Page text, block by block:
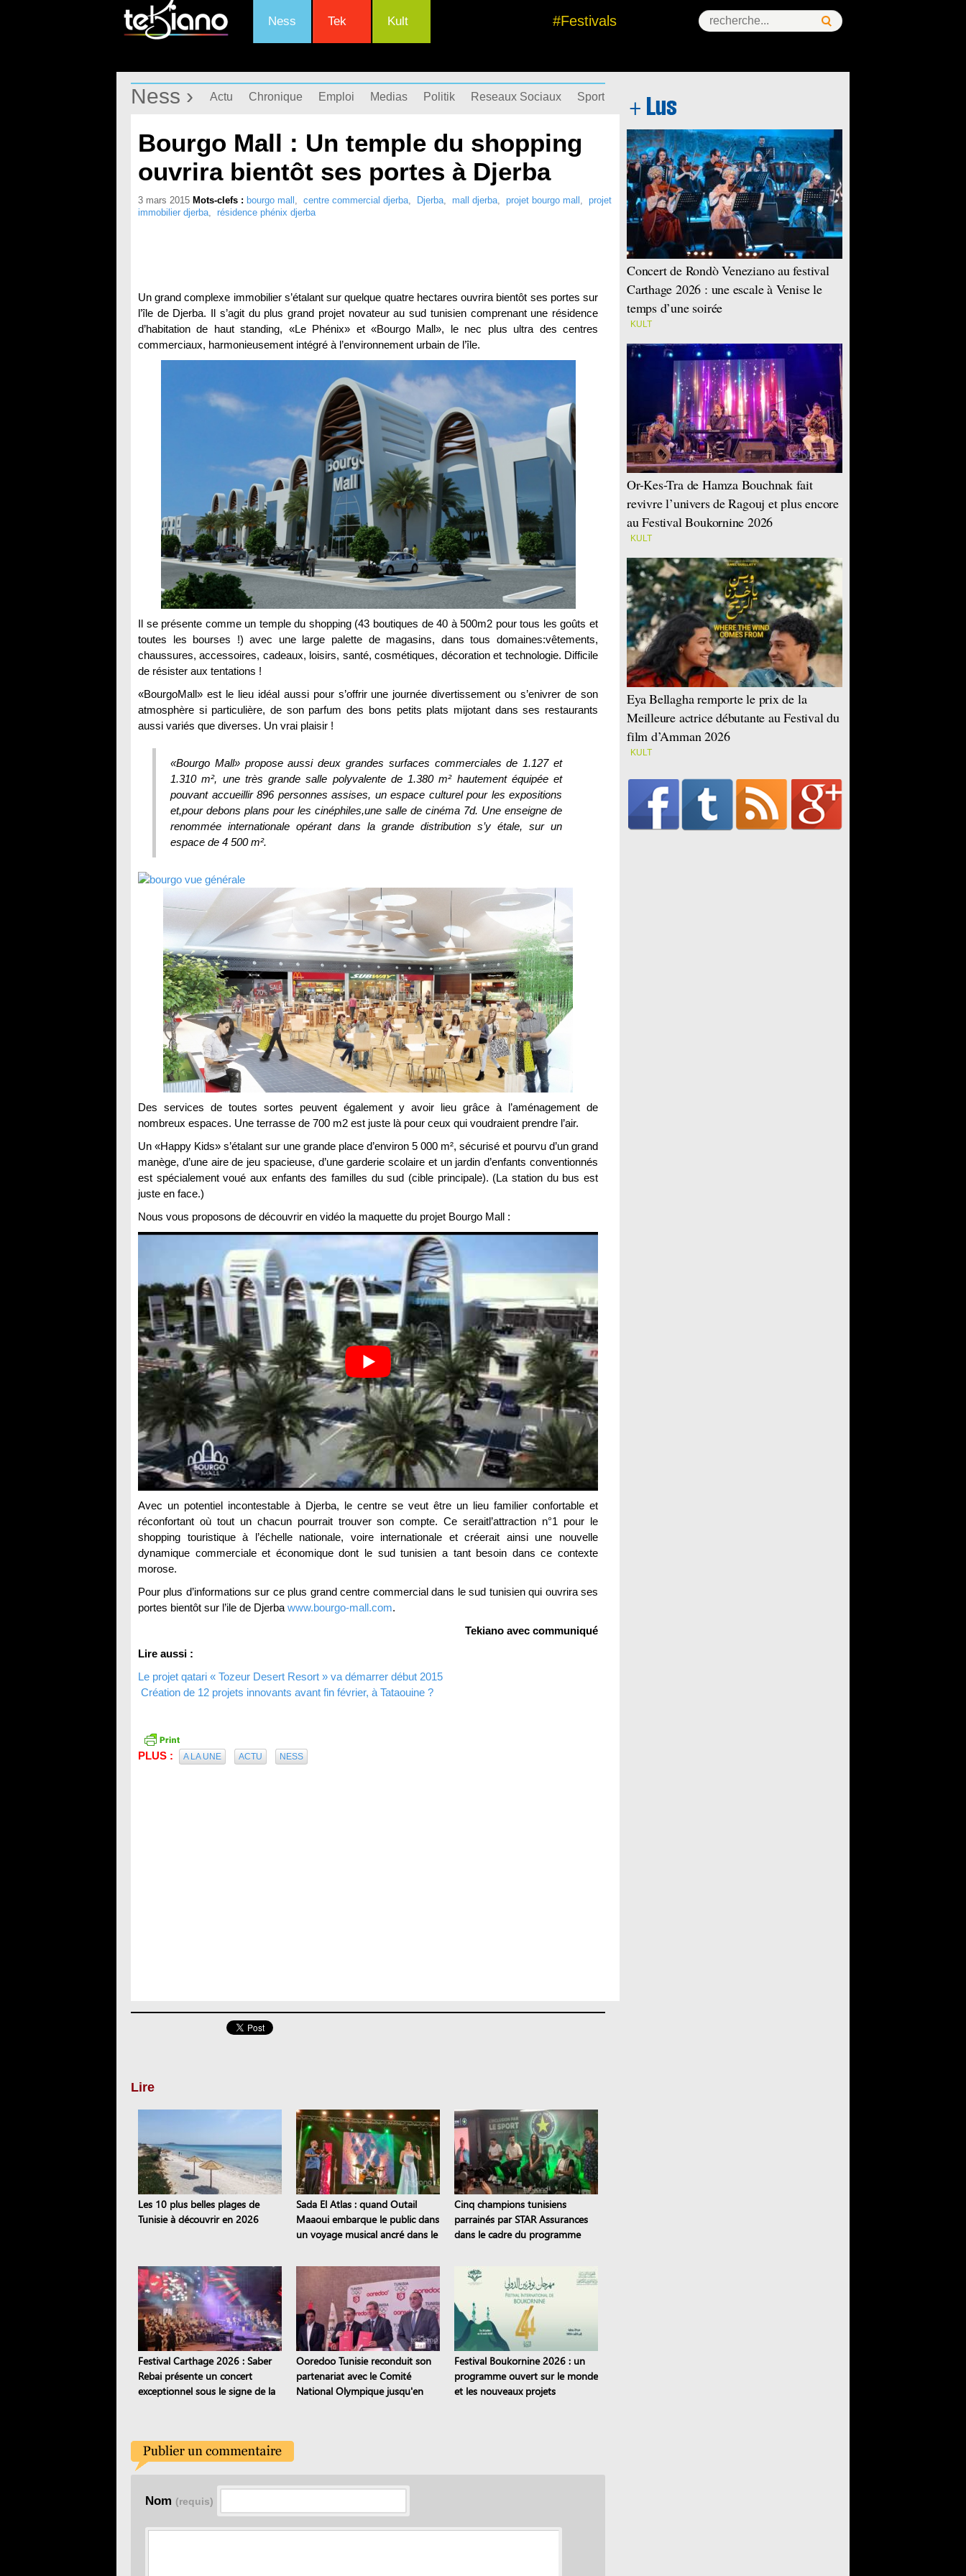
Ness Tek Kult #Festivals
Ness › Actu Chronique Emploi Medias Politik Reseaux Sociaux Sport Success Story
Bourgo Mall : Un temple du shopping
ouvrira bientôt ses portes à Djerba
3 mars 2015 Mots-clefs : bourgo mall , centre commercial djerba, Djerba, mall djerba, projet bourgo mall , projet
immobilier djerba, résidence phénix djerba
Un grand complexe immobilier s’étalant sur quelque quatre hectares ouvrira bientôt ses portes sur
l’île de Djerba. Il s’agit du plus grand projet novateur au sud tunisien comprenant une résidence
d’habitation de haut standing, «Le Phénix» et «Bourgo Mall», le nec plus ultra des centres
commerciaux, harmonieusement intégré à l’environnement urbain de l’île.
Il se présente comme un temple du shopping (43 boutiques de 40 à 500m2 pour tous les goûts et
toutes les bourses !) avec une large palette de magasins, dans tous domaines:vêtements,
chaussures, accessoires, cadeaux, loisirs, santé, cosmétiques, décoration et technologie. Difficile
de résister aux tentations !
«BourgoMall» est le lieu idéal aussi pour s’offrir une journée divertissement ou s’enivrer de son
atmosphère si particulière, de son parfum des bons petits plats mijotant dans ses restaurants
aussi variés que diverses. Un vrai plaisir !
«Bourgo Mall» propose aussi deux grandes surfaces commerciales de 1.127 et
1.310 m², une très grande salle polyvalente de 1.380 m² hautement équipée et
pouvant accueillir 896 personnes assises, un espace culturel pour les expositions
et,pour debons plans pour les cinéphiles,une salle de cinéma 7d. Une enseigne de
renommée internationale opérant dans la grande distribution s’y étale, sur un
espace de 4 500 m².
Des services de toutes sortes peuvent également y avoir lieu grâce à l’aménagement de
nombreux espaces. Une terrasse de 700 m2 est juste là pour ceux qui voudraient prendre l’air.
Un «Happy Kids» s’étalant sur une grande place d’environ 5 000 m², sécurisé et pourvu d’un grand
manège, d’une aire de jeu spacieuse, d’une garderie scolaire et un jardin d’enfants conventionnés
est spécialement voué aux enfants des familles du sud (cible principale). (La station du bus est
juste en face.)
Nous vous proposons de découvrir en vidéo la maquette du projet Bourgo Mall :
Avec un potentiel incontestable à Djerba, le centre se veut être un lieu familier confortable et
réconfortant où tout un chacun pourrait trouver son compte. Ce seraitl’attraction n°1 pour le
shopping touristique à l’échelle nationale, voire internationale et créerait ainsi une nouvelle
dynamique commerciale et économique dont le sud tunisien a tant besoin dans ce contexte
morose.
Pour plus d’informations sur ce plus grand centre commercial dans le sud tunisien qui ouvrira ses
portes bientôt sur l’ile de Djerba www.bourgo-mall.com.
Tekiano avec communiqué
Lire aussi :
Le projet qatari « Tozeur Desert Resort » va démarrer début 2015
Création de 12 projets innovants avant fin février, à Tataouine ?
PLUS : A LA UNE ACTU NESS
Lire
Les 10 plus belles plages de
Tunisie à découvrir en 2026
Sada El Atlas : quand Outail
Maaoui embarque le public dans
un voyage musical ancré dans le
Cinq champions tunisiens
parrainés par STAR Assurances
dans le cadre du programme
Festival Carthage 2026 : Saber
Rebai présente un concert
exceptionnel sous le signe de la
Ooredoo Tunisie reconduit son
partenariat avec le Comité
National Olympique jusqu'en
Festival Boukornine 2026 : un
programme ouvert sur le monde
et les nouveaux projets
Nom (requis)
Concert de Rondò Veneziano au festival
Carthage 2026 : une escale à Venise le
temps d’une soirée
KULT
Or-Kes-Tra de Hamza Bouchnak fait
revivre l’univers de Ragouj et plus encore
au Festival Boukornine 2026
KULT
Eya Bellagha remporte le prix de la
Meilleure actrice débutante au Festival du
film d’Amman 2026
KULT